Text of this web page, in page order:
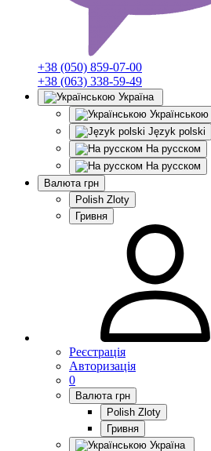
+38 (050) 859-07-00
+38 (063) 338-59-49
Україна
Українською
Język polski
На русском
На русском
Валюта грн
Polish Zloty
Гривня
Реєстрація
Авторизація
0
Валюта грн
Polish Zloty
Гривня
Україна